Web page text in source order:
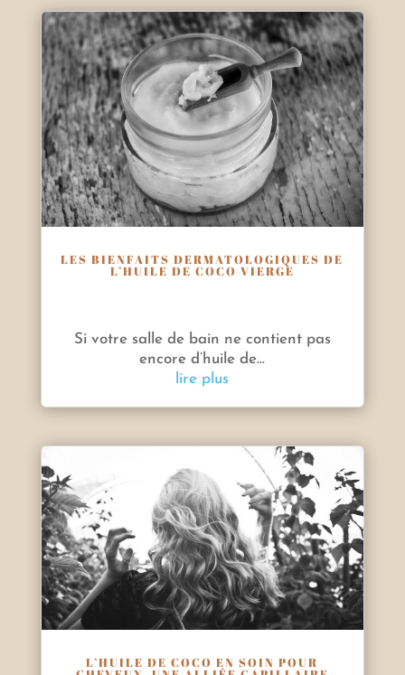
LES BIENFAITS DERMATOLOGIQUES DE
L’HUILE DE COCO VIERGE
Si votre salle de bain ne contient pas
encore d’huile de...
lire plus
L’HUILE DE COCO EN SOIN POUR